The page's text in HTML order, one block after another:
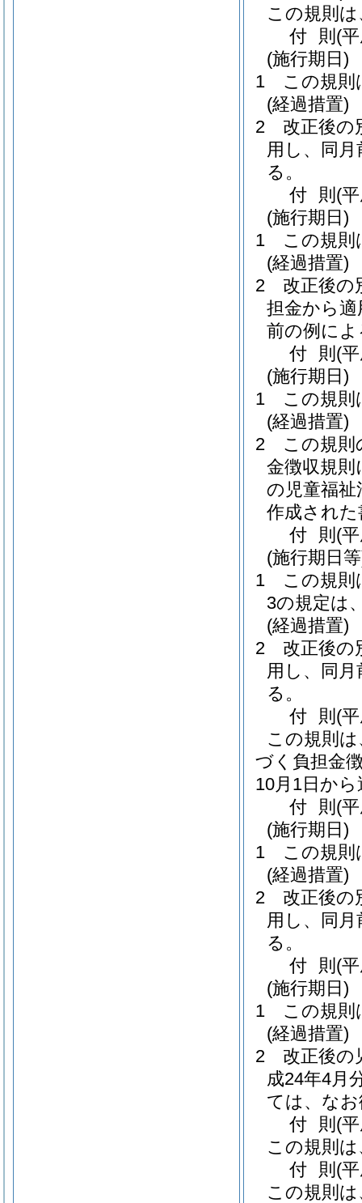
この規則
付 則 (
(施行期日)
1
この規則
(経過措置)
2
改正後の
用し、同
る。
付 則 (
(施行期日)
1
この規則
(経過措置)
2
改正後の
担金から
前の例によ
付 則 (
(施行期日)
1
この規則
(経過措置)
2
この規則
金徴収規
の児童福
作成され
付 則 (
(施行期日
1
この規則
3の規定は
(経過措置)
2
改正後の
用し、同
る。
付 則 (
この規則
づく負担金
10月1日か
付 則 (
(施行期日)
1
この規則
(経過措置)
2
改正後の
用し、同
る。
付 則 (
(施行期日)
1
この規則
(経過措置)
2
改正後の
成24年4月
ては、な
付 則 (
この規則
付 則 (
この規則